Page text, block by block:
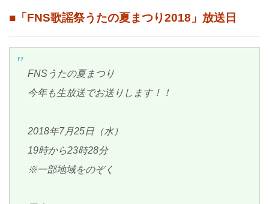
■「FNS歌謡祭うたの夏まつり2018」放送日
FNSうたの夏まつり
今年も生放送でお送りします！！
2018年7月25日（水）
19時から23時28分
※一部地域をのぞく